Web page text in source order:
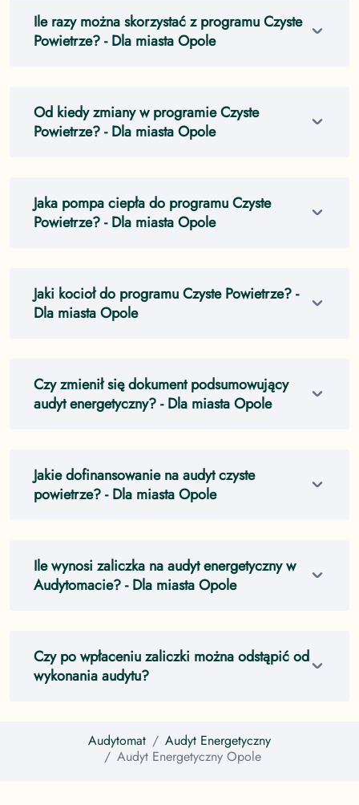
Ile razy można skorzystać z programu Czyste
Powietrze?- Dla miasta Opole
Od kiedy zmiany w programie Czyste
Powietrze?- Dla miasta Opole
Jaka pompa ciepła do programu Czyste
Powietrze?- Dla miasta Opole
Jaki kocioł do programu Czyste Powietrze?-
Dla miasta Opole
Czy zmienił się dokument podsumowujący
audyt energetyczny?- Dla miasta Opole
Jakie dofinansowanie na audyt czyste
powietrze?- Dla miasta Opole
Ile wynosi zaliczka na audyt energetyczny w
Audytomacie?- Dla miasta Opole
Czy po wpłaceniu zaliczki można odstąpić od
wykonania audytu?
Audytomat
Audyt Energetyczny
Audyt Energetyczny Opole